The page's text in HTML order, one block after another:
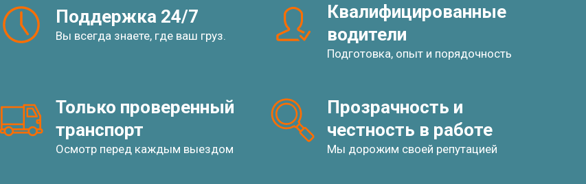
Поддержка 24/7
Вы всегда знаете, где ваш груз.
Квалифицированные
водители
Подготовка, опыт и порядочность
Только проверенный
транспорт
Осмотр перед каждым выездом
Прозрачность и
честность в работе
Мы дорожим своей репутацией